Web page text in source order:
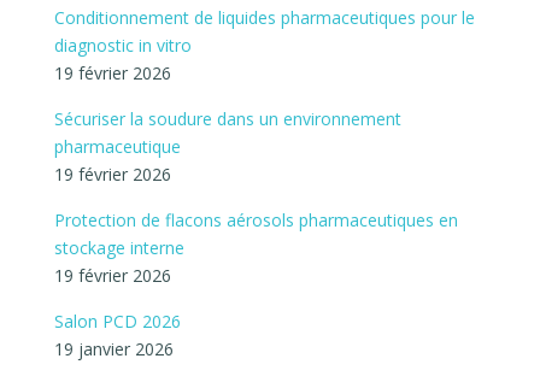
Conditionnement de liquides pharmaceutiques pour le
diagnostic in vitro
19 février 2026
Sécuriser la soudure dans un environnement
pharmaceutique
19 février 2026
Protection de flacons aérosols pharmaceutiques en
stockage interne
19 février 2026
Salon PCD 2026
19 janvier 2026